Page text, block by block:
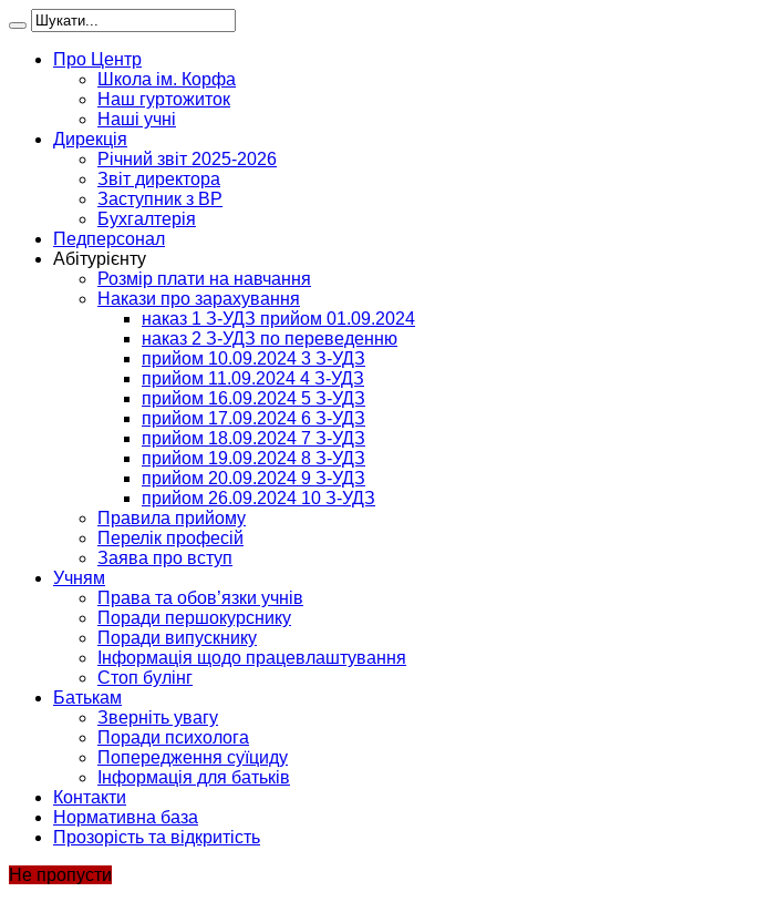
Про Центр
Школа ім. Корфа
Наш гуртожиток
Наші учні
Дирекція
Річний звіт 2025-2026
Звіт директора
Заступник з ВР
Бухгалтерія
Педперсонал
Абітурієнту
Розмір плати на навчання
Накази про зарахування
наказ 1 З-УДЗ прийом 01.09.2024
наказ 2 З-УДЗ по переведенню
прийом 10.09.2024 3 З-УДЗ
прийом 11.09.2024 4 З-УДЗ
прийом 16.09.2024 5 З-УДЗ
прийом 17.09.2024 6 З-УДЗ
прийом 18.09.2024 7 З-УДЗ
прийом 19.09.2024 8 З-УДЗ
прийом 20.09.2024 9 З-УДЗ
прийом 26.09.2024 10 З-УДЗ
Правила прийому
Перелік професій
Заява про вступ
Учням
Права та обов’язки учнів
Поради першокурснику
Поради випускнику
Інформація щодо працевлаштування
Стоп булінг
Батькам
Зверніть увагу
Поради психолога
Попередження суїциду
Інформація для батьків
Контакти
Нормативна база
Прозорість та відкритість
Не пропусти